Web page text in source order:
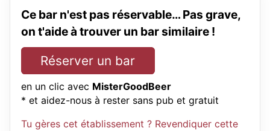
Ce bar n'est pas réservable… Pas grave,
on t'aide à trouver un bar similaire !
Réserver un bar
en un clic avec MisterGoodBeer
* et aidez-nous à rester sans pub et gratuit
Tu gères cet établissement ? Revendiquer cette